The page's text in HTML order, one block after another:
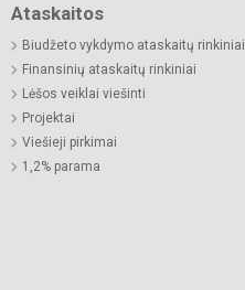
Ataskaitos
Biudžeto vykdymo ataskaitų rinkiniai
Finansinių ataskaitų rinkiniai
Lėšos veiklai viešinti
Projektai
Viešieji pirkimai
1,2% parama